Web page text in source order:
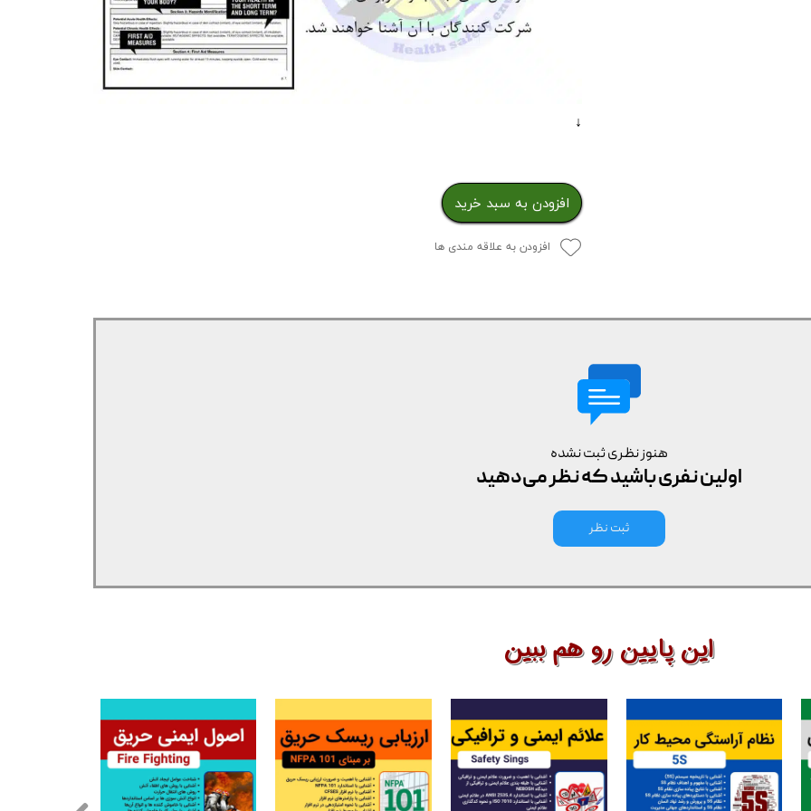
↓
افزودن به سبد خرید
افزودن به علاقه مندی ها
هنوز نظری ثبت نشده
اولین نفری باشید که نظر می‌دهید
ثبت نظر
این پایین رو هم ببین